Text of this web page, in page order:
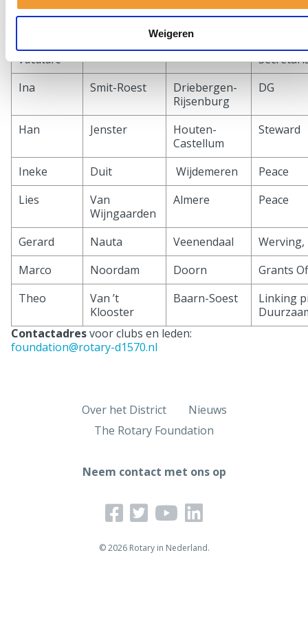
Weigeren
Vacature
Ina
Smit-Roest
Driebergen-
Rijsenburg
DG
Han Jenster
Houten-
Castellum
Steward
Ineke Duit Wijdemeren
Peace
Lies
Van
Wijngaarden
Almere Peace
Gerard Nauta Veenendaal
Werving,
Marco
Noordam Doorn
Grants
Theo
Van ’t
Klooster
Baarn-Soest
Linking
Contactadresvoor clubs en leden:
foundation@rotary-d1570.nl
Over het District
Nieuws
The Rotary Foundation
Neem contact met ons op
© 2026 Rotary in Nederland.